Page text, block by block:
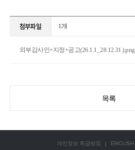
첨부파일 1개
외부감사인+지정+공고(26.1.1_28.12.31.).png
목록
개인정보 취급방침 ENGLISH